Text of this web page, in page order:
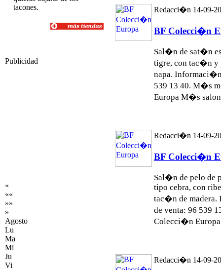
tacones.
Publicidad
«
««
»»
»
Agosto
Lu
Ma
Mi
Ju
Vi
Redacci�n 14-09-
BF Colecci�n
Sal�n de sat�n
tigre, con tac�n y
napa.
539 13 40. M�s
Europa M�s salon
Redacci�n 14-09-
BF Colecci�n
Sal�n de pelo de
tipo cebra, con
tac�n de madera.
de venta: 96 539
Colecci�n
Redacci�n 14-09-